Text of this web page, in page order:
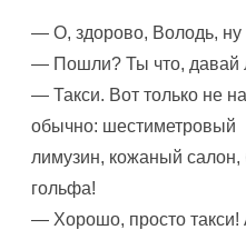
— О, здорово, Володь, ну
— Пошли? Ты что, давай
— Такси. Вот только не
обычно: шестиметровый
лимузин, кожаный салон,
гольфа!
— Хорошо, просто